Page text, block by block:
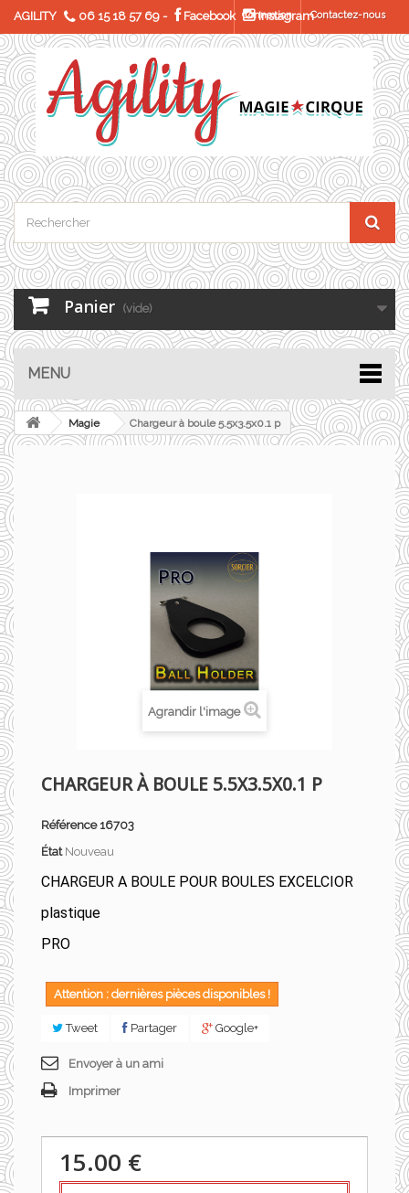
AGILITY 06 15 18 57 69 - Facebook InstagramContactez-nous
Connexion
Panier (vide)
MENU
Magie Chargeur à boule 5.5x3.5x0.1 p
Agrandir l'image
CHARGEUR À BOULE 5.5X3.5X0.1 P
Référence 16703
État Nouveau
CHARGEUR A BOULE POUR BOULES EXCELCIOR
plastique
PRO
Attention : dernières pièces disponibles !
Tweet Partager Google+
Envoyer à un ami
Imprimer
15.00 €